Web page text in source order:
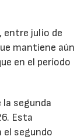
entre julio de
mantiene aún
en el período
segunda
Esta
segundo